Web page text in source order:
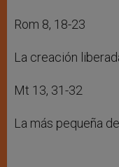
Rom 8, 18-23
La creación
Mt 13, 31-32
La más pequeña